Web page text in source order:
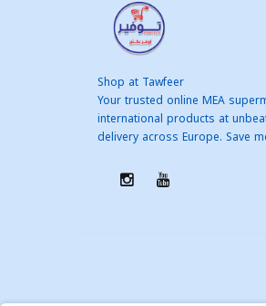
Shop at Tawfeer
Your trusted online MEA
international products at
delivery across Europe. Save